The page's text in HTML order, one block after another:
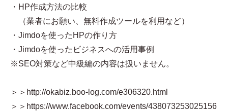
・HP作成方法の比較
（業者にお願い、無料作成ツールを利用など）
・Jimdoを使ったHPの作り方
・Jimdoを使ったビジネスへの活用事例
※SEO対策など中級編の内容は扱いません。
＞＞http://okabiz.boo-log.com/e306320.html
＞＞https://www.facebook.com/events/438073253025156